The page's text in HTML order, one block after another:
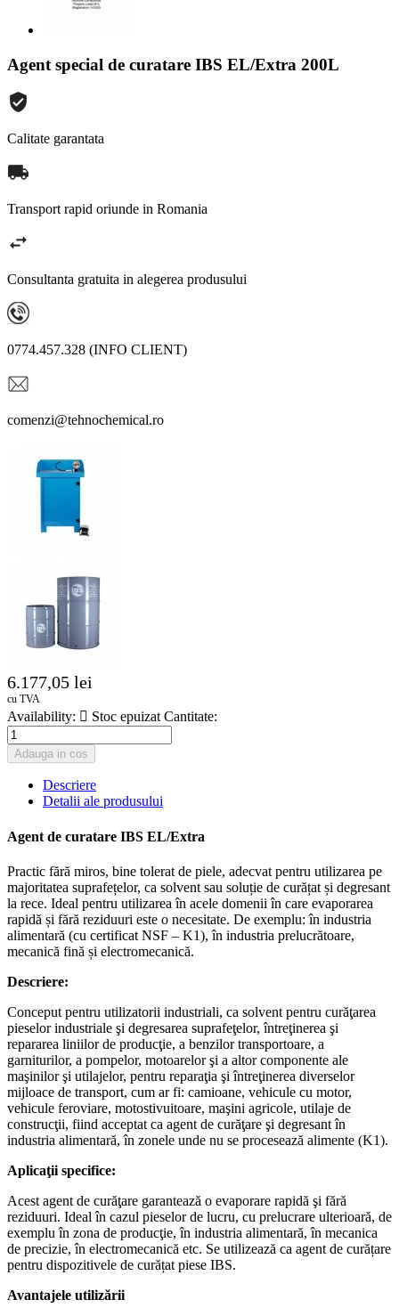
Agent special de curatare IBS EL/Extra 200L
Calitate garantata
Transport rapid oriunde in Romania
Consultanta gratuita in alegerea produsului
0774.457.328 (INFO CLIENT)
comenzi@tehnochemical.ro
6.177,05 lei
cu TVA
Availability:  Stoc epuizatCantitate:
Adauga in cos
Descriere
Detalii ale produsului
Agent de curatare IBS EL/Extra
Practic fără miros, bine tolerat de piele, adecvat pentru utilizarea pe
majoritatea suprafețelor, ca solvent sau soluție de curățat și degresant
la rece. Ideal pentru utilizarea în acele domenii în care evaporarea
rapidă și fără reziduuri este o necesitate. De exemplu: în industria
alimentară (cu certificat NSF – K1), în industria prelucrătoare,
mecanică fină și electromecanică.
Descriere:
Conceput pentru utilizatorii industriali, ca solvent pentru curăţarea
pieselor industriale şi degresarea suprafeţelor, întreţinerea şi
repararea liniilor de producţie, a benzilor transportoare, a
garniturilor, a pompelor, motoarelor şi a altor componente ale
maşinilor şi utilajelor, pentru reparaţia şi întreţinerea diverselor
mijloace de transport, cum ar fi: camioane, vehicule cu motor,
vehicule feroviare, motostivuitoare, maşini agricole, utilaje de
construcţii, fiind acceptat ca agent de curăţare şi degresant în
industria alimentară, în zonele unde nu se procesează alimente (K1).
Aplicaţii specifice:
Acest agent de curăţare garantează o evaporare rapidă şi fără
reziduuri. Ideal în cazul pieselor de lucru, cu prelucrare ulterioară, de
exemplu în zona de producţie, în industria alimentară, în mecanica
de precizie, în electromecanică etc. Se utilizează ca agent de curățare
pentru dispozitivele de curățat piese IBS.
Avantajele utilizării